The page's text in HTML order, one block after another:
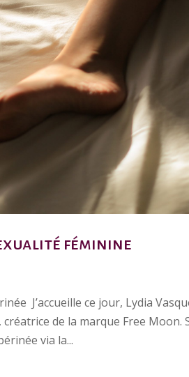
féminine
J’accueille ce jour, Lydia
de la marque Free Moon.
via la...